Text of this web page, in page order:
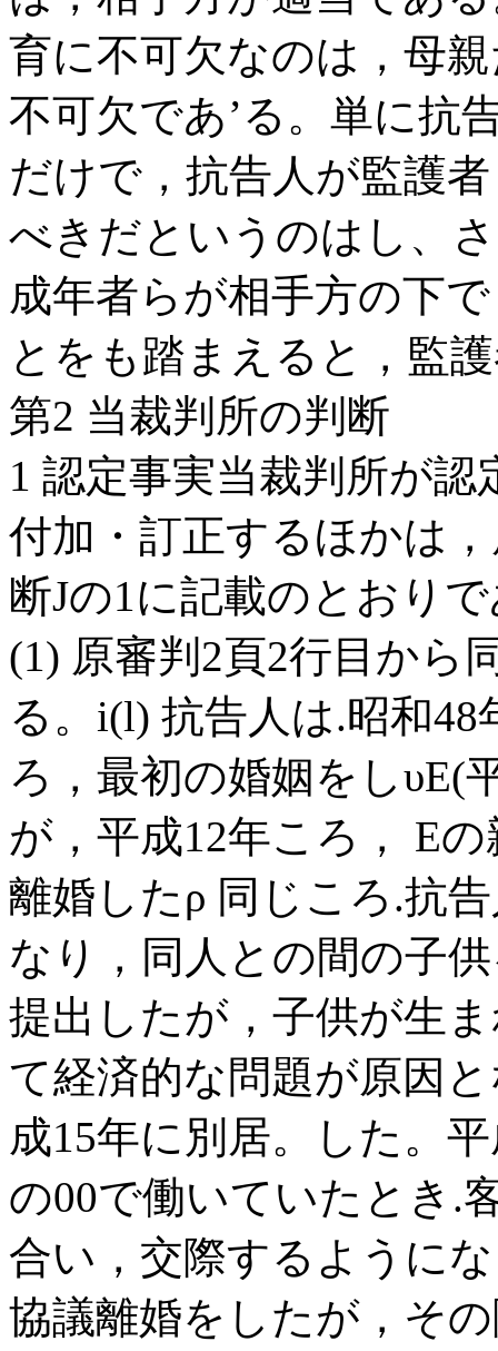
育に不可欠なのは，母
不可欠であ’る。単に抗
だけで，抗告人が監護
べきだというのはし、
成年者らが相手方の下
とをも踏まえると，監
第2 当裁判所の判断
1 認定事実当裁判所が
付加・訂正するほかは
断Jの1に記載のとおり
(1) 原審判2頁2行目から
る。i(l) 抗告人は.昭和
ろ，最初の婚姻をしυE(
が，平成12年ころ， E
離婚したρ 同じころ.抗
なり，同人との間の子
提出したが，子供が生
て経済的な問題が原因
成15年に別居。した。
の00で働いていたとき.
合い，交際するように
協議離婚をしたが，そ